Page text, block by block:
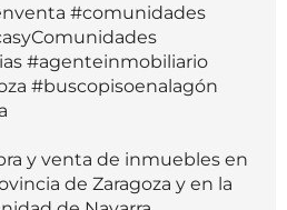
#comunidades
#agenteinmobiliario
#buscopisoenalagón
y venta de inmuebles en
de Zaragoza y en la